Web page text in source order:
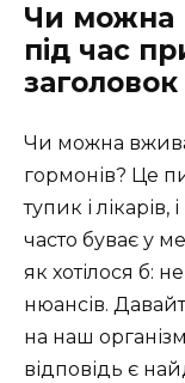
Чи можна
під час
заголовок
Чи можна
гормонів? Це
тупик і лікарів,
часто буває у
як хотілося б:
нюансів.
на наш
відповідь є